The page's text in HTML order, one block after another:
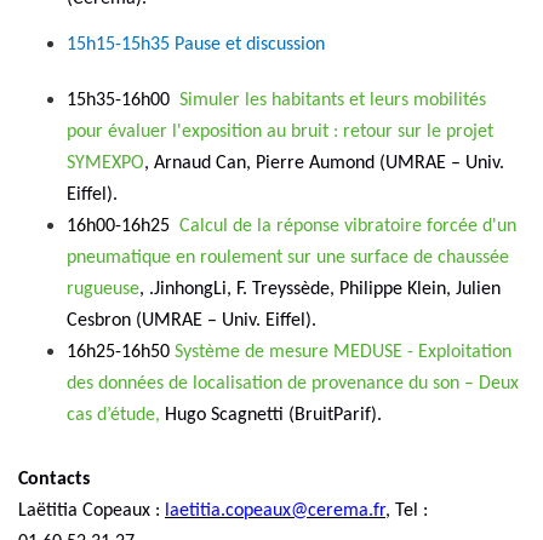
15h15-15h35 Pause et discussion
15h35-16h00 Simuler les habitants et leurs mobilités
pour évaluer l'exposition au bruit : retour sur le projet
SYMEXPO, Arnaud Can, Pierre Aumond (UMRAE – Univ.
Eiffel).
16h00-16h25 Calcul de la réponse vibratoire forcée d'un
pneumatique en roulement sur une surface de chaussée
rugueuse, .JinhongLi, F. Treyssède, Philippe Klein, Julien
Cesbron (UMRAE – Univ. Eiffel).
16h25-16h50 Système de mesure MEDUSE - Exploitation
des données de localisation de provenance du son – Deux
cas d’étude, Hugo Scagnetti (BruitParif).
Contacts
Laëtitia Copeaux : laetitia.copeaux@cerema.fr, Tel :